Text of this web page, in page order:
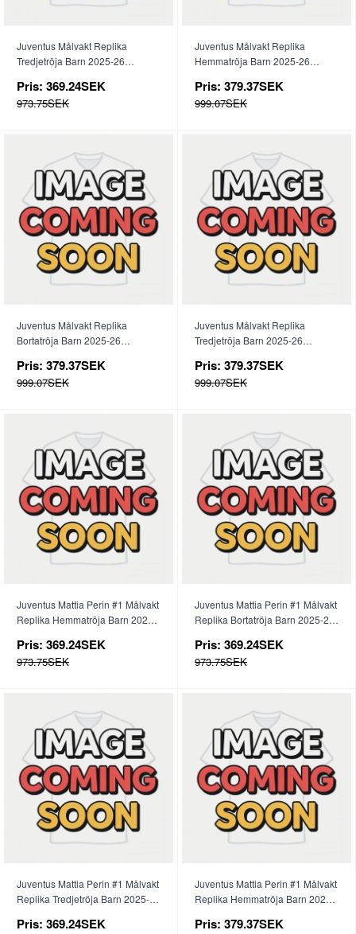
Juventus Målvakt Replika
Tredjetröja Barn 2025-26
Pris: 369.24SEK
973.75SEK
Juventus Målvakt Replika
Hemmatröja Barn 2025-26
Pris: 379.37SEK
999.07SEK
Juventus Målvakt Replika
Bortatröja Barn 2025-26
Pris: 379.37SEK
999.07SEK
Juventus Målvakt Replika
Tredjetröja Barn 2025-26
Pris: 379.37SEK
999.07SEK
Juventus Mattia Perin #1 Målvakt
Replika Hemmatröja Barn 2025-
Pris: 369.24SEK
973.75SEK
Juventus Mattia Perin #1 Målvakt
Replika Bortatröja Barn 2025-26
Pris: 369.24SEK
973.75SEK
Juventus Mattia Perin #1 Målvakt
Replika Tredjetröja Barn 2025-26
Pris: 369.24SEK
Juventus Mattia Perin #1 Målvakt
Replika Hemmatröja Barn 2025-
Pris: 379.37SEK